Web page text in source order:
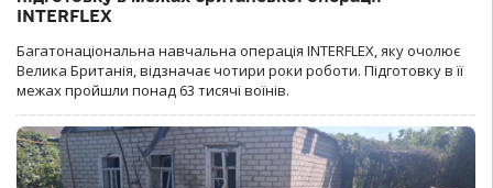
INTERFLEX
Багатонаціональна навчальна операція INTERFLEX, яку очолює
Велика Британія, відзначає чотири роки роботи. Підготовку в її
межах пройшли понад 63 тисячі воїнів.